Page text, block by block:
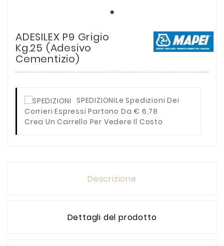
ADESILEX P9 Grigio
Kg.25 (Adesivo
Cementizio)
SPEDIZIONILe Spedizioni Dei
Corrieri Espressi Partono Da € 6,78
Crea Un Carrello Per Vedere Il Costo
Descrizione
Dettagli del prodotto